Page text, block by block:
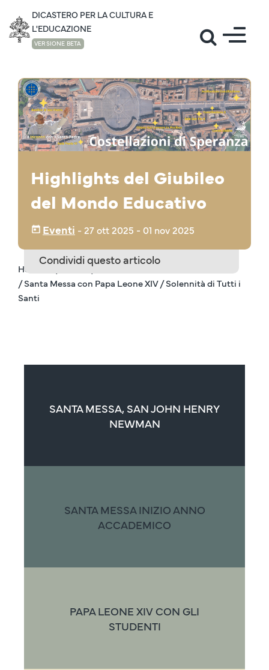
DICASTERO PER LA CULTURA E
L'EDUCAZIONE
VERSIONE BETA
EVENTI
Highlights del Giubileo
del Mondo Educativo
Eventi ‒ 27 ott 2025 - 01 nov 2025
Condividi questo articolo
Home IT / Eventi / 2025
/ Santa Messa con Papa Leone XIV / Solennità di Tutti i
Santi
SANTA MESSA, SAN JOHN HENRY
NEWMAN
SANTA MESSA INIZIO ANNO
ACCADEMICO
PAPA LEONE XIV CON GLI
STUDENTI